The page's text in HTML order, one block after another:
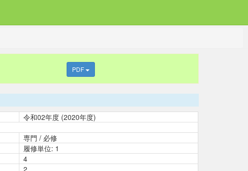
PDF
令和02年度 (2020年度)
専門 / 必修
履修単位: 1
4
2